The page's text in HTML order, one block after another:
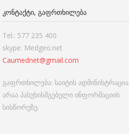
ᲙᲝᲜᲢᲐᲥᲢᲘ, ᲒᲐᲤᲠᲗᲮᲘᲚᲔᲑᲐ
Tel.: 577 235 400
skype: Medgeo.net
Caumednet@gmail.com
გაფრთხილება: საიტის ადმინისტრაცია
არაა პასუხისმგებელი ინფორმაციის
სისწორეზე.